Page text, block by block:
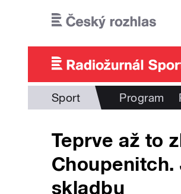
Sport Program
Teprve až to
skladbu